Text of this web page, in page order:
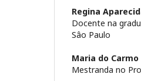
Regina
Docente na
Sâo Paulo
Maria do
Mestranda no